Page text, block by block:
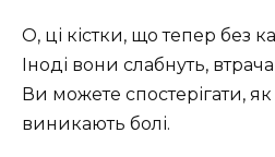
О, ці кістки, що тепер без
Іноді вони слабнуть,
Ви можете спостерігати,
виникають болі.